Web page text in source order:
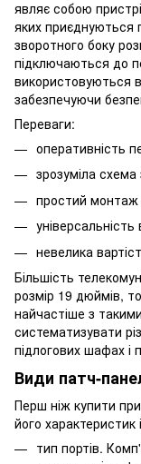
являє собою
яких приєднуються
зворотного боку
підключаються до
використовуються
забезпечуючи
Переваги:
оперативність
зрозуміла
простий монтаж
невелика
Більшість
розмір 19 дюймів,
найчастіше з
систематизувати
підлогових шафах і
Види патч-
Перш ніж купити
його характеристик
тип портів.